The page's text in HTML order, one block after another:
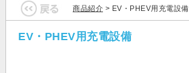
商品紹介 > EV・PHEV用充電設備
EV・PHEV用充電設備